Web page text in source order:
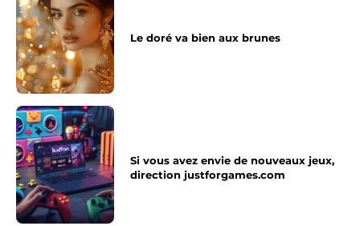
Le doré va bien aux brunes
Si vous avez envie de nouveaux jeux,
direction justforgames.com